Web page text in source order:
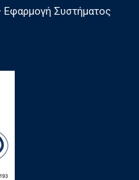
Εφαρμογή Συστήματος